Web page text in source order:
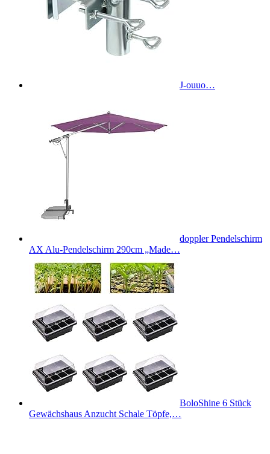
J-ouuo…
doppler Pendelschirm
AX Alu-Pendelschirm 290cm „Made…
BoloShine 6 Stück
Gewächshaus Anzucht Schale Töpfe,…